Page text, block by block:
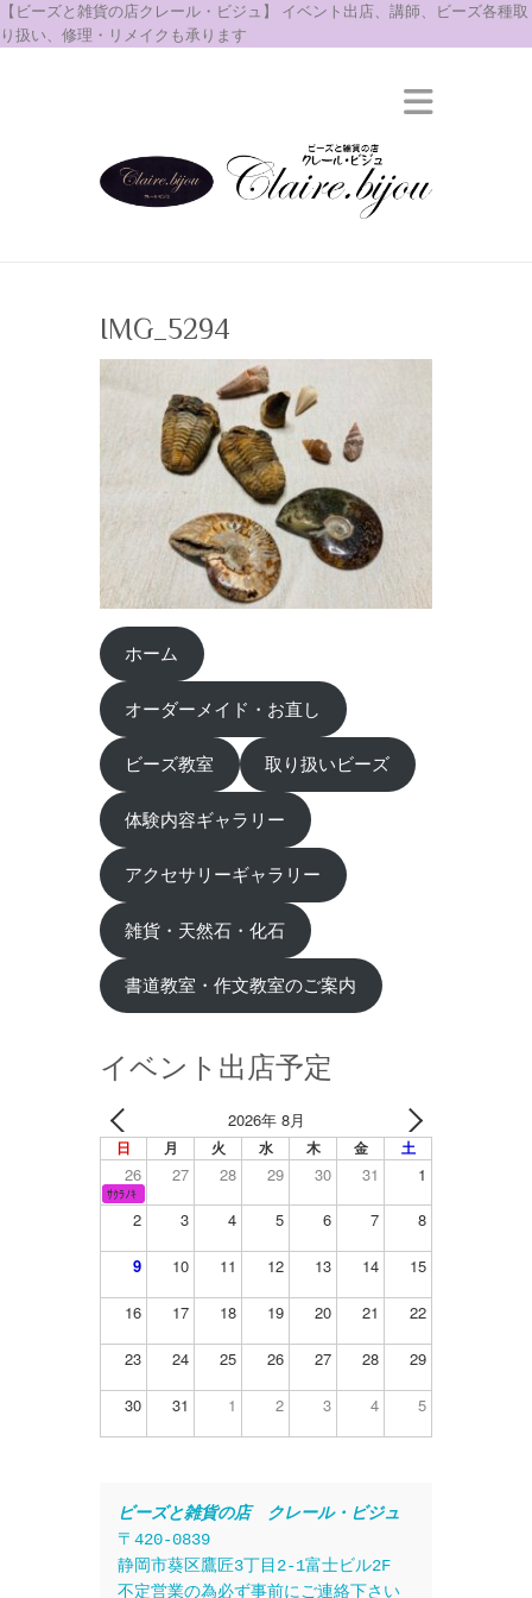
【ビーズと雑貨の店クレール・ビジュ】 イベント出店、講師、ビーズ各種取
り扱い、修理・リメイクも承ります
IMG_5294
ホーム
オーダーメイド・お直し
ビーズ教室 取り扱いビーズ
体験内容ギャラリー
アクセサリーギャラリー
雑貨・天然石・化石
書道教室・作文教室のご案内
イベント出店予定
2026年 8月
日 月 火 水 木 金 土
26 27 28 29 30 31 1
ｻｸﾗﾉｷ
2 3 4 5 6 7 8
9 10 11 12 13 14 15
16 17 18 19 20 21 22
23 24 25 26 27 28 29
30 31 1 2 3 4 5
ビーズと雑貨の店　クレール・ビジュ
〒420-0839
静岡市葵区鷹匠3丁目2-1富士ビル2F
不定営業の為必ず事前にご連絡下さい